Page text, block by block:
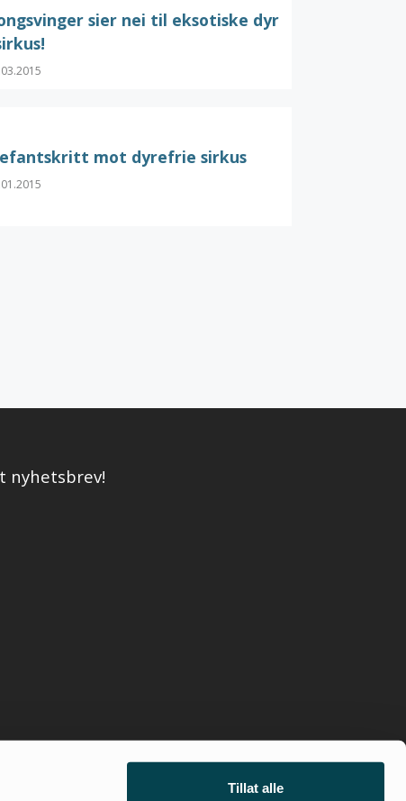
Tillat alle
sier nei til eksotiske dyr
mot dyrefrie sirkus
nyhetsbrev!